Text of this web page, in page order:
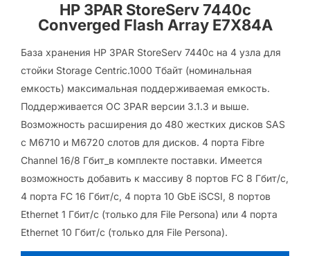
HP 3PAR StoreServ 7440c
Converged Flash Array E7X84A
База хранения HP 3PAR StoreServ 7440с на 4 узла для
стойки Storage Centric.1000 Tбайт (номинальная
емкость) максимальная поддерживаемая емкость.
Поддерживается ОС 3PAR версии 3.1.3 и выше.
Возможность расширения до 480 жестких дисков SAS
с M6710 и M6720 слотов для дисков. 4 порта Fibre
Channel 16/8 Гбит_в комплекте поставки. Имеется
возможность добавить к массиву 8 портов FC 8 Гбит/с,
4 порта FC 16 Гбит/с, 4 порта 10 GbE iSCSI, 8 портов
Ethernet 1 Гбит/с (только для File Persona) или 4 порта
Ethernet 10 Гбит/с (только для File Persona).